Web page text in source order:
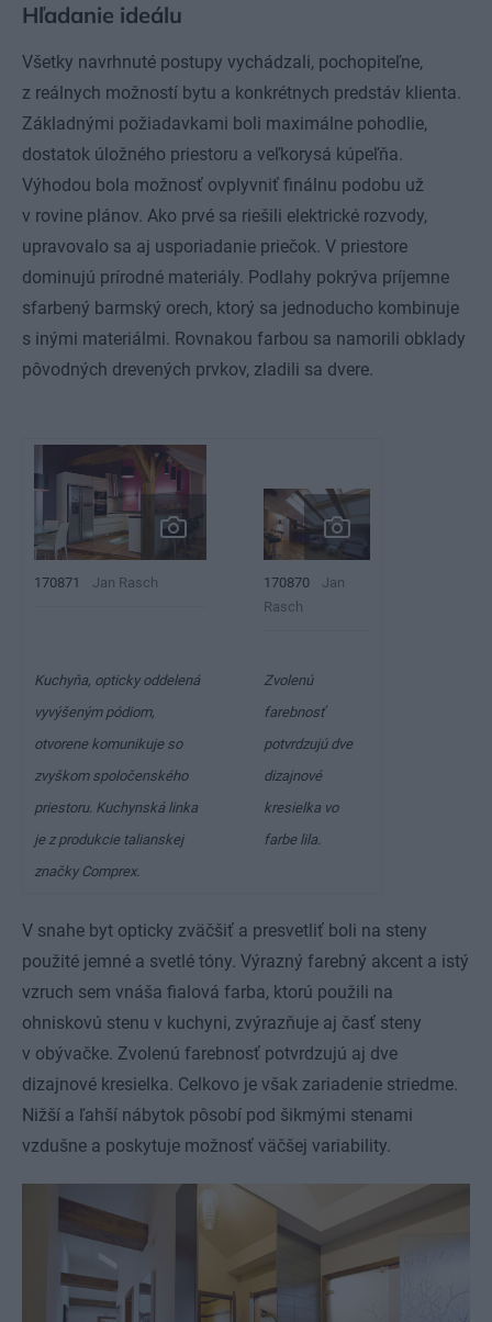
Hľadanie ideálu
Všetky navrhnuté postupy vychádzali, pochopiteľne,
z reálnych možností bytu a konkrétnych predstáv klienta.
Základnými požiadavkami boli maximálne pohodlie,
dostatok úložného priestoru a veľkorysá kúpeľňa.
Výhodou bola možnosť ovplyvniť finálnu podobu už
v rovine plánov. Ako prvé sa riešili elektrické rozvody,
upravovalo sa aj usporiadanie priečok. V priestore
dominujú prírodné materiály. Podlahy pokrýva príjemne
sfarbený barmský orech, ktorý sa jednoducho kombinuje
s inými materiálmi. Rovnakou farbou sa namorili obklady
pôvodných drevených prvkov, zladili sa dvere.
170871 Jan Rasch 170870
Jan
Rasch
Kuchyňa, opticky oddelená
vyvýšeným pódiom,
otvorene komunikuje so
zvyškom spoločenského
priestoru. Kuchynská linka
je z produkcie talianskej
značky Comprex.
Zvolenú
farebnosť
potvrdzujú dve
dizajnové
kresielka vo
farbe lila.
V snahe byt opticky zväčšiť a presvetliť boli na steny
použité jemné a svetlé tóny. Výrazný farebný akcent a istý
vzruch sem vnáša fialová farba, ktorú použili na
ohniskovú stenu v kuchyni, zvýrazňuje aj časť steny
v obývačke. Zvolenú farebnosť potvrdzujú aj dve
dizajnové kresielka. Celkovo je však zariadenie striedme.
Nižší a ľahší nábytok pôsobí pod šikmými stenami
vzdušne a poskytuje možnosť väčšej variability.